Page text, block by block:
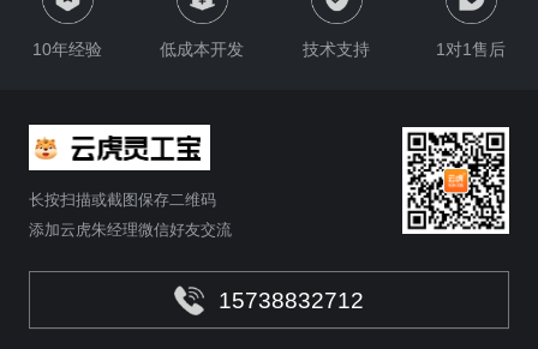
10年经验 低成本开发 技术支持 1对1售后
长按扫描或截图保存二维码
添加云虎朱经理微信好友交流
15738832712